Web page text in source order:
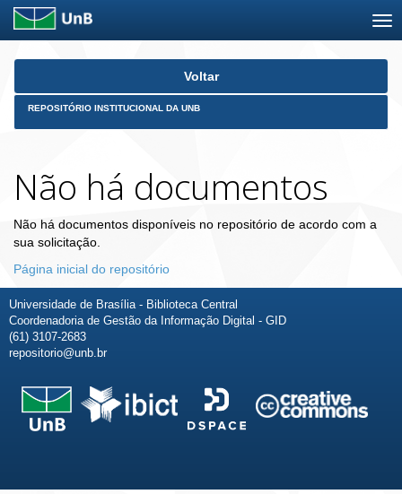
Skip
Voltar
REPOSITÓRIO INSTITUCIONAL DA UNB
Não há documentos
Não há documentos disponíveis no repositório de acordo com a
sua solicitação.
Página inicial do repositório
Universidade de Brasília - Biblioteca Central
Coordenadoria de Gestão da Informação Digital - GID
(61) 3107-2683
repositorio@unb.br